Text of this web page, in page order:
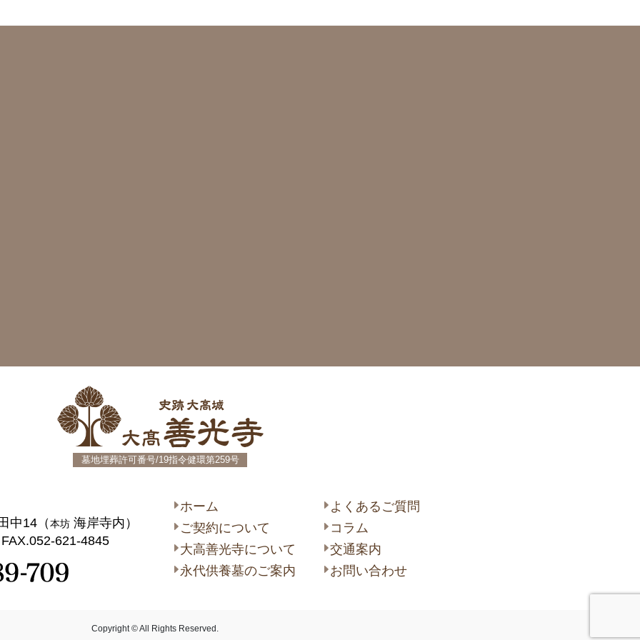
墓地埋葬許可番号/19指令健環第259号
中14（本坊 海岸寺内）
621-4845
ホーム
ご契約について
大高善光寺について
永代供養墓のご案内
よくあるご質問
コラム
交通案内
お問い合わせ
Copyright © All Rights Reserved.